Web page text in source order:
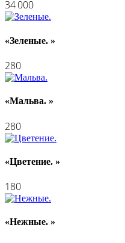
34 000
«Зеленые. »
280
«Мальва. »
280
«Цветение. »
180
«Нежные. »